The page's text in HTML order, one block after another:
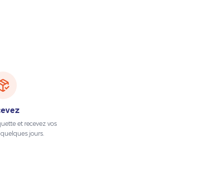
et recevez vos
jours.